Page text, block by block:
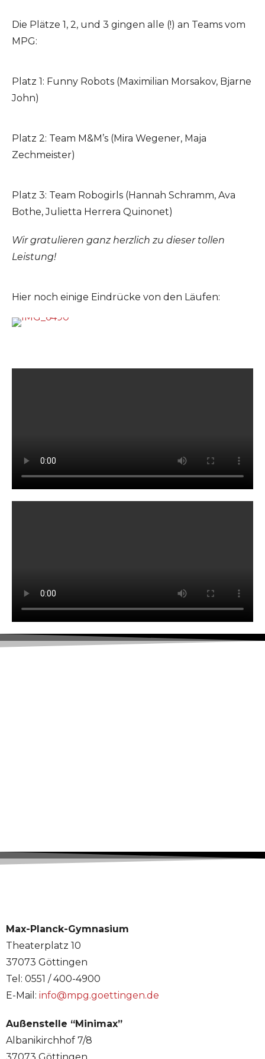
Die Plätze 1, 2, und 3 gingen alle (!) an Teams vom
MPG:
Platz 1: Funny Robots (Maximilian Morsakov, Bjarne
John)
Platz 2: Team M&M’s (Mira Wegener, Maja
Zechmeister)
Platz 3: Team Robogirls (Hannah Schramm, Ava
Bothe, Julietta Herrera Quinonet)
Wir gratulieren ganz herzlich zu dieser tollen
Leistung!
Hier noch einige Eindrücke von den Läufen:
Max-Planck-Gymnasium
Theaterplatz 10
37073 Göttingen
Tel: 0551 / 400-4900
E-Mail: info@mpg.goettingen.de
Außenstelle “Minimax”
Albanikirchhof 7/8